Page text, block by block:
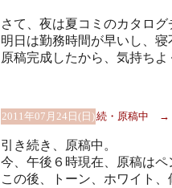
さて、夜は夏コミのカタロ
明日は勤務時間が早いし、
原稿完成したから、気持ち
2011年07月24日(日)続・原稿中 →
引き続き、原稿中。
今、午後６時現在、原稿は
この後、トーン、ホワイト